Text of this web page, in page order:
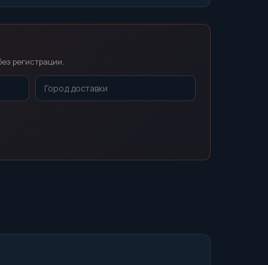
регистрации.